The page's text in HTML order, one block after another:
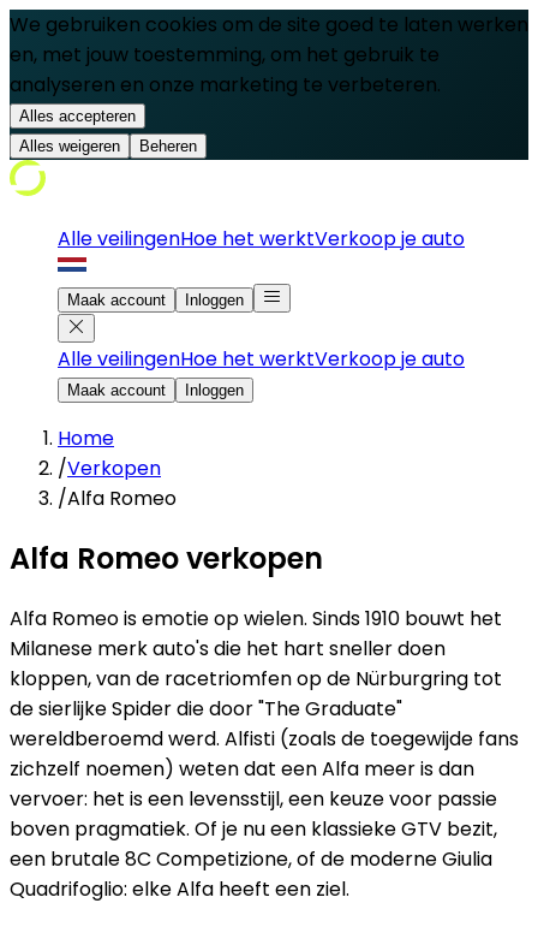
We gebruiken cookies om de site goed te laten werken
en, met jouw toestemming, om het gebruik te
analyseren en onze marketing te verbeteren.
Alles accepteren
Alles weigeren
Beheren
Alle veilingenHoe het werktVerkoop je auto
Maak account Inloggen
Alle veilingenHoe het werktVerkoop je auto
Maak account Inloggen
Home
/Verkopen
/Alfa Romeo
Alfa Romeo verkopen
Alfa Romeo is emotie op wielen. Sinds 1910 bouwt het
Milanese merk auto's die het hart sneller doen
kloppen, van de racetriomfen op de Nürburgring tot
de sierlijke Spider die door "The Graduate"
wereldberoemd werd. Alfisti (zoals de toegewijde fans
zichzelf noemen) weten dat een Alfa meer is dan
vervoer: het is een levensstijl, een keuze voor passie
boven pragmatiek. Of je nu een klassieke GTV bezit,
een brutale 8C Competizione, of de moderne Giulia
Quadrifoglio: elke Alfa heeft een ziel.